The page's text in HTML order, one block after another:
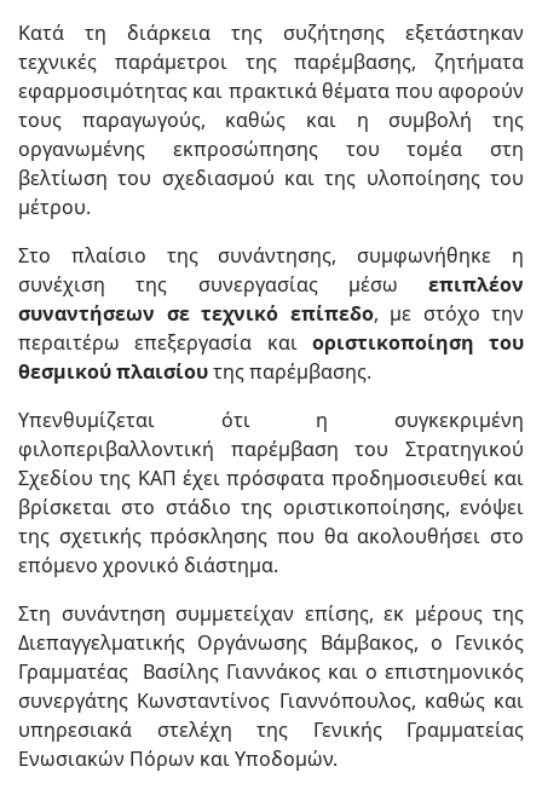
Κατά τη διάρκεια της συζήτησης εξετάστηκαν
τεχνικές παράμετροι της παρέμβασης, ζητήματα
εφαρμοσιμότητας και πρακτικά θέματα που αφορούν
τους παραγωγούς, καθώς και η συμβολή της
οργανωμένης εκπροσώπησης του τομέα στη
βελτίωση του σχεδιασμού και της υλοποίησης του
μέτρου.
Στο πλαίσιο της συνάντησης, συμφωνήθηκε η
συνέχιση της συνεργασίας μέσω επιπλέον
συναντήσεων σε τεχνικό επίπεδο, με στόχο την
περαιτέρω επεξεργασία και οριστικοποίηση του
θεσμικού πλαισίουτης παρέμβασης.
Υπενθυμίζεται ότι η συγκεκριμένη
φιλοπεριβαλλοντική παρέμβαση του Στρατηγικού
Σχεδίου της ΚΑΠ έχει πρόσφατα προδημοσιευθεί και
βρίσκεται στο στάδιο της οριστικοποίησης, ενόψει
της σχετικής πρόσκλησης που θα ακολουθήσει στο
επόμενο χρονικό διάστημα.
Στη συνάντηση συμμετείχαν επίσης, εκ μέρους της
Διεπαγγελματικής Οργάνωσης Βάμβακος, ο Γενικός
Γραμματέας Βασίλης Γιαννάκος και ο επιστημονικός
συνεργάτης Κωνσταντίνος Γιαννόπουλος, καθώς και
υπηρεσιακά στελέχη της Γενικής Γραμματείας
Ενωσιακών Πόρων και Υποδομών.